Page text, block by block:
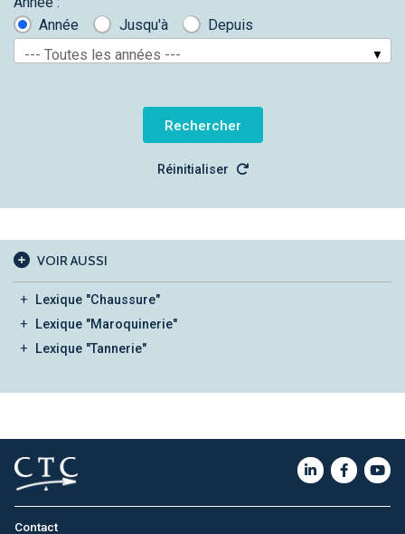
Année
Jusqu'à
Depuis
--- Toutes les années ---
Réinitialiser
VOIR AUSSI
Lexique "Chaussure"
Lexique "Maroquinerie"
Lexique "Tannerie"
Contact